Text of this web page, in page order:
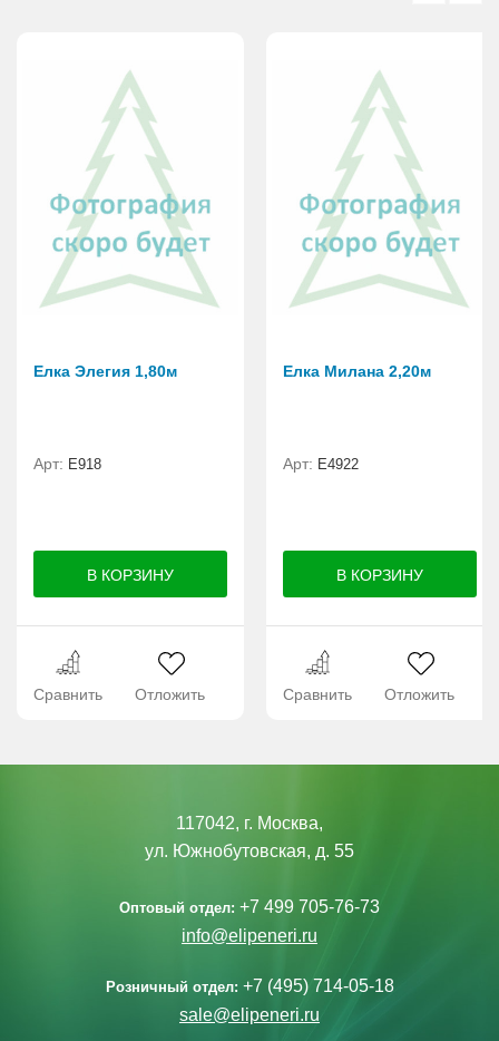
Елка Элегия 1,80м
Арт: E918
Сравнить Отложить
Елка Милана 2,20м
Арт: Е4922
Сравнить Отложить
117042, г. Москва,
ул. Южнобутовская, д. 55
Оптовый отдел: +7 499 705-76-73
info@elipeneri.ru
Розничный отдел: +7 (495) 714-05-18
sale@elipeneri.ru